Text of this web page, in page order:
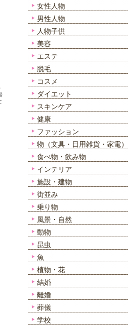
女性人物
男性人物
人物子供
美容
エステ
脱毛
コスメ
ダイエット
スキンケア
健康
ファッション
物（文具・日用雑貨・家電）
食べ物・飲み物
インテリア
施設・建物
街並み
乗り物
風景・自然
動物
昆虫
魚
植物・花
結婚
離婚
葬儀
学校